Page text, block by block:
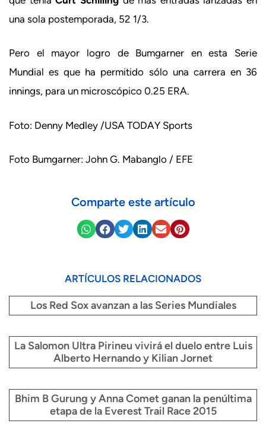
una sola postemporada, 52 1/3.
Pero el mayor logro de Bumgarner en esta Serie
Mundial es que ha permitido sólo una carrera en 36
innings, para un microscópico 0.25 ERA.
Foto: Denny Medley /USA TODAY Sports
Foto Bumgarner: John G. Mabanglo / EFE
Comparte este artículo
ARTÍCULOS RELACIONADOS
Los Red Sox avanzan a las Series Mundiales
La Salomon Ultra Pirineu vivirá el duelo entre Luis
Alberto Hernando y Kilian Jornet
Bhim B Gurung y Anna Comet ganan la penúltima
etapa de la Everest Trail Race 2015